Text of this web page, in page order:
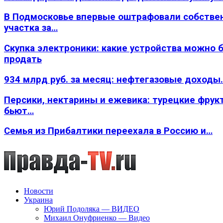
В Подмосковье впервые оштрафовали
участка за…
Скупка электроники: какие устройства можно
продать
934 млрд руб. за месяц: нефтегазовые
Персики, нектарины и ежевика: турецкие
бьют…
Семья из Прибалтики переехала в Россию и…
Новости
Украина
Юрий Подоляка — ВИДЕО
Михаил Онуфриенко — Видео